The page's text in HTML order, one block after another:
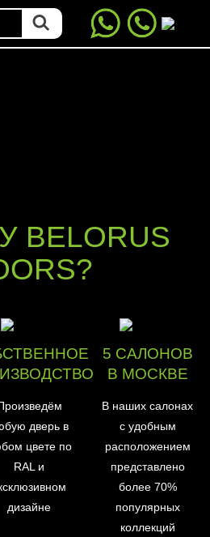
BELORUS
дверь в
цвете по
RAL и
дизайне
5 САЛОНОВ
В МОСКВЕ
В наших салонах
с удобным
расположением
представлено
более 70%
популярных
коллекций